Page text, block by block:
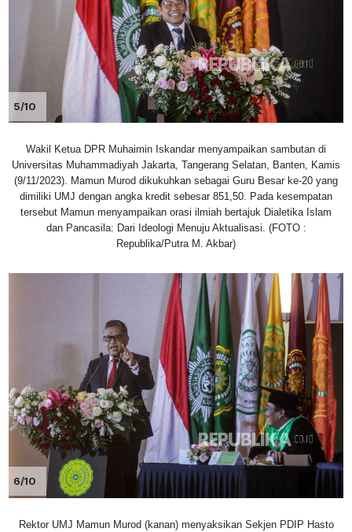
5/10
Wakil Ketua DPR Muhaimin Iskandar menyampaikan sambutan di
Universitas Muhammadiyah Jakarta, Tangerang Selatan, Banten, Kamis
(9/11/2023). Mamun Murod dikukuhkan sebagai Guru Besar ke-20 yang
dimiliki UMJ dengan angka kredit sebesar 851,50. Pada kesempatan
tersebut Mamun menyampaikan orasi ilmiah bertajuk Dialetika Islam
dan Pancasila: Dari Ideologi Menuju Aktualisasi. (FOTO :
Republika/Putra M. Akbar)
6/10
Rektor UMJ Mamun Murod (kanan) menyaksikan Sekjen PDIP Hasto